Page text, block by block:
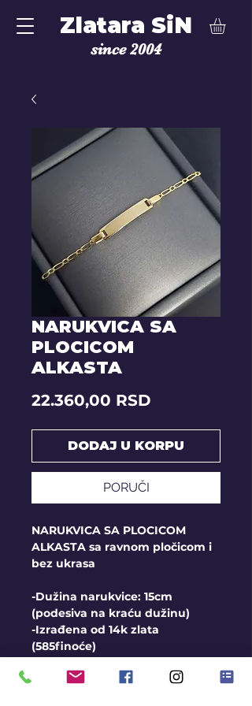
Zlatara SiN
since 2004
NARUKVICA SA
PLOCICOM
ALKASTA
22.360,00 RSD
DODAJ U KORPU
PORUČI
NARUKVICA SA PLOCICOM
ALKASTA sa ravnom pločicom i
bez ukrasa
-Dužina narukvice: 15cm
(podesiva na kraću dužinu)
-Izrađena od 14k zlata
(585finoće)